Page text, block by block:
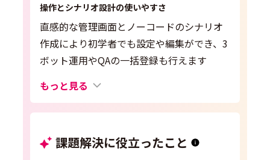
操作とシナリオ設計の使いやすさ
直感的な管理画面とノーコードのシナリオ
作成により初学者でも設定や編集ができ、3
ボット運用やQAの一括登録も行えます
もっと見る
課題解決に役立ったこと